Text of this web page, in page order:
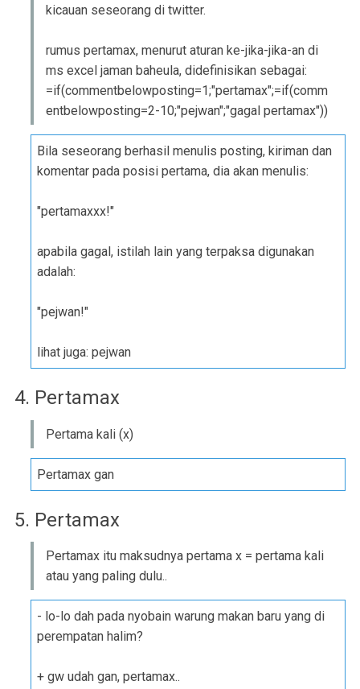
kicauan seseorang di twitter.
rumus pertamax, menurut aturan ke-jika-jika-an di
ms excel jaman baheula, didefinisikan sebagai:
=if(commentbelowposting=1;"pertamax";=if(comm
entbelowposting=2-10;"pejwan";"gagal pertamax"))
Bila seseorang berhasil menulis posting, kiriman dan
komentar pada posisi pertama, dia akan menulis:
"pertamaxxx!"
apabila gagal, istilah lain yang terpaksa digunakan
adalah:
"pejwan!"
lihat juga: pejwan
4. Pertamax
Pertama kali (x)
Pertamax gan
5. Pertamax
Pertamax itu maksudnya pertama x = pertama kali
atau yang paling dulu..
- lo-lo dah pada nyobain warung makan baru yang di
perempatan halim?
+ gw udah gan, pertamax..